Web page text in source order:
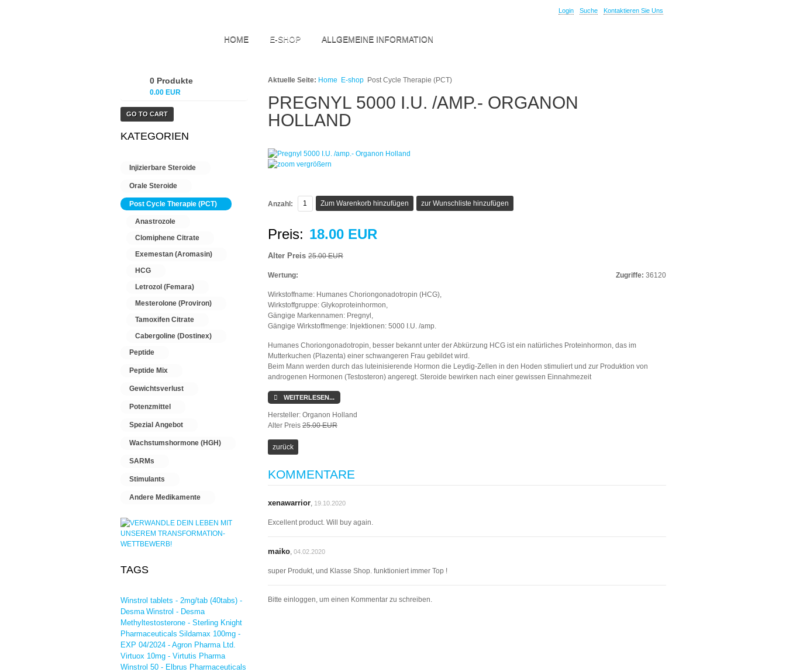
Login Suche Kontaktieren Sie Uns
HOME E-SHOP ALLGEMEINE INFORMATION
Aktuelle Seite: Home E-shop Post Cycle Therapie (PCT)
PREGNYL 5000 I.U. /AMP.- ORGANON
HOLLAND
vergrößern
Anzahl:
Preis: 18.00 EUR
Alter Preis 25.00 EUR
Zugriffe: 36120
Wertung:
Wirkstoffname: Humanes Choriongonadotropin (HCG),
Wirkstoffgruppe: Glykoproteinhormon,
Gängige Markennamen: Pregnyl,
Gängige Wirkstoffmenge: Injektionen: 5000 I.U. /amp.
Humanes Choriongonadotropin, besser bekannt unter der Abkürzung HCG ist ein natürliches Proteinhormon, das im
Mutterkuchen (Plazenta) einer schwangeren Frau gebildet wird.
Beim Mann werden durch das luteinisierende Hormon die Leydig-Zellen in den Hoden stimuliert und zur Produktion von
androgenen Hormonen (Testosteron) angeregt. Steroide bewirken nach einer gewissen Einnahmezeit
WEITERLESEN...
Hersteller: Organon Holland
Alter Preis 25.00 EUR
KOMMENTARE
xenawarrior, 19.10.2020
Excellent product. Will buy again.
maiko, 04.02.2020
super Produkt, und Klasse Shop. funktioniert immer Top !
Bitte einloggen, um einen Kommentar zu schreiben.
0 Produkte
0.00 EUR
GO TO CART
KATEGORIEN
Injizierbare Steroide
Orale Steroide
Post Cycle Therapie (PCT)
Anastrozole
Clomiphene Citrate
Exemestan (Aromasin)
HCG
Letrozol (Femara)
Mesterolone (Proviron)
Tamoxifen Citrate
Cabergoline (Dostinex)
Peptide
Peptide Mix
Gewichtsverlust
Potenzmittel
Spezial Angebot
Wachstumshormone (HGH)
SARMs
Stimulants
Andere Medikamente
TAGS
Winstrol tablets - 2mg/tab (40tabs) -
Desma Winstrol - Desma
Methyltestosterone - Sterling Knight
Pharmaceuticals Sildamax 100mg -
EXP 04/2024 - Agron Pharma Ltd.
Virtuox 10mg - Virtutis Pharma
Winstrol 50 - Elbrus Pharmaceuticals